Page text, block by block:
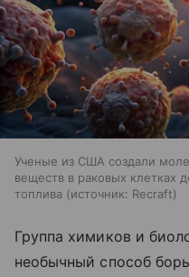
Ученые из США создали
веществ в раковых клетках
топлива
источник: Recraft
Группа химиков и
необычный способ